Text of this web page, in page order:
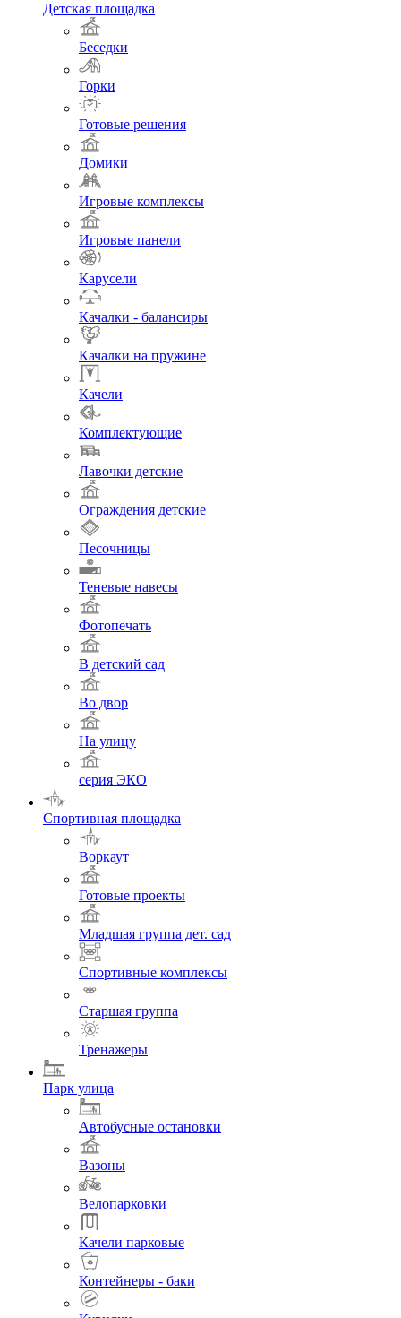
Детская площадка
Беседки
Горки
Готовые решения
Домики
Игровые комплексы
Игровые панели
Карусели
Качалки - балансиры
Качалки на пружине
Качели
Комплектующие
Лавочки детские
Ограждения детские
Песочницы
Теневые навесы
Фотопечать
В детский сад
Во двор
На улицу
серия ЭКО
Спортивная площадка
Воркаут
Готовые проекты
Младшая группа дет. сад
Спортивные комплексы
Старшая группа
Тренажеры
Парк улица
Автобусные остановки
Вазоны
Велопарковки
Качели парковые
Контейнеры - баки